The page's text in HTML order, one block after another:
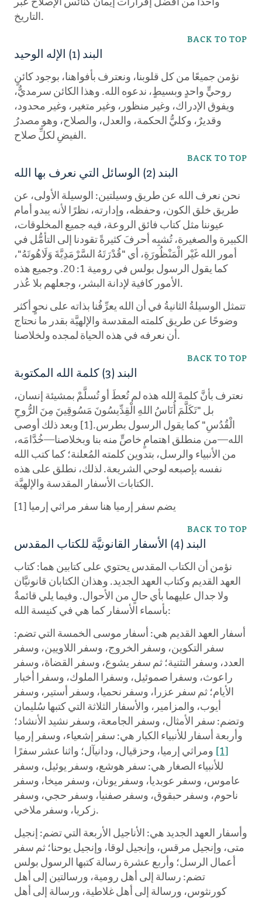
واحدًا من أفضل إقرارات إيمان كنائس الإصلاح عبر
التاريخ.
BACK TO TOP
البند (1) الإله الوحيد
نؤمن جميعًا من كل قلوبنا، ونعترف بأفواهنا، بوجود كائنٍ
روحيٍّ واحدٍ وبسيطٍ، ندعوه الله. وهذا الكائن سرمديٌّ،
ويفوق الإدراك، وغير منظور، وغير متغير، وغير محدود،
وقديرٌ، وكليُّ الحكمة، والعدل، والصلاح، وهو مصدرُ
الفيضِ لكلِّ صلاح.
BACK TO TOP
البند (2) الوسائل التي نعرف بها الله
نحن نعرف الله عن طريق وسيلتين: الوسيلة الأولى، عن
طريق خلق الكون، وحفظه، وإدارته، نظرًا لأنه يبدو أمام
عيوننا مثل كتاب فائق الروعة، فيه جميع المخلوقات،
الكبيرة والصغيرة، تُشبِه أحرفَ كثيرةً تقودنا إلى التأمُّل في
أمور الله غَيْر الْمَنْظُورَةِ، أي "قُدْرَتَهُ السَّرْمَدِيَّةَ وَلَاهُوتَهُ"،
كما يقول الرسول بولس في رومية 1: 20. وجميع هذه
الأمور كافية لإدانة البشر، وجعلهم بلا عُذر.
تتمثل الوسيلةُ الثانيةُ في أن الله يعرِّفُنا بذاته على نحوٍ أكثر
وضوحًا عن طريق كلمته المقدسة والإلهيَّة بقدر ما نحتاج
أن نعرفه في هذه الحياة لمجده ولخلاصنا.
BACK TO TOP
البند (3) كلمة الله المكتوبة
نعترف بأنَّ كلمةَ الله هذه لم تُعطَ أو تُسلَّمْ بمشيئة إنسان،
بل "تَكَلَّمَ أُنَاسُ اللهِ الْقِدِّيسُونَ مَسُوقِينَ مِنَ الرُّوحِ
الْقُدُسِ" كما يقول الرسول بطرس.[1] وبعد ذلك أوصى
الله—من منطلق اهتمامٍ خاصٍّ منه بنا وبخلاصنا—خُدَّامَه،
من الأنبياء والرسل، بتدوين كلمته المُعلنة؛ كما كتب الله
نفسه بإصبعه لوحي الشريعة. لذلك، نطلق على هذه
الكتابات الأسفار المقدسة والإلهيَّة.
يضم سفر إرميا هنا سفر مراثي إرميا [1]
BACK TO TOP
البند (4) الأسفار القانونيَّة للكتاب المقدس
نؤمن أن الكتاب المقدس يحتوي على كتابين هما: كتاب
العهد القديم وكتاب العهد الجديد. وهذان الكتابان قانونيَّان
ولا جدال عليهما بأي حالٍ من الأحوال. وفيما يلي قائمةٌ
بأسماء الأسفار كما هي في كنيسة الله:
أسفار العهد القديم هي: أسفار موسى الخمسة التي تضم:
سفر التكوين، وسفر الخروج، وسفر اللاويين، وسفر
العدد، وسفر التثنية؛ ثم سفر يشوع، وسفر القضاة، وسفر
راعوث، وسفرا صموئيل، وسفرا الملوك، وسفرا أخبار
الأيام؛ ثم سفر عزرا، وسفر نحميا، وسفر أستير، وسفر
أيوب، والمزامير، والأسفار الثلاثة التي كتبها سُليمان
وتضم: سفر الأمثال، وسفر الجامعة، وسفر نشيد الأنشاد؛
وأربعة أسفار للأنبياء الكبار هي: سفر إشعياء، وسفر إرميا
[1]
ومراثي إرميا، وحزقيال، ودانيآل؛ واثنا عشر سفرًا
للأنبياء الصغار هي: سفر هوشع، وسفر يوئيل، وسفر
عاموس، وسفر عوبديا، وسفر يونان، وسفر ميخا، وسفر
ناحوم، وسفر حبقوق، وسفر صفنيا، وسفر حجي، وسفر
زكريا، وسفر ملاخي.
وأسفار العهد الجديد هي: الأناجيل الأربعة التي تضم: إنجيل
متى، وإنجيل مرقس، وإنجيل لوقا، وإنجيل يوحنا؛ ثم سفر
أعمال الرسل؛ وأربع عشرة رسالة كتبها الرسول بولس
تضم: رسالة إلى أهل رومية، ورسالتين إلى أهل
كورنثوس، ورسالة إلى أهل غلاطية، ورسالة إلى أهل